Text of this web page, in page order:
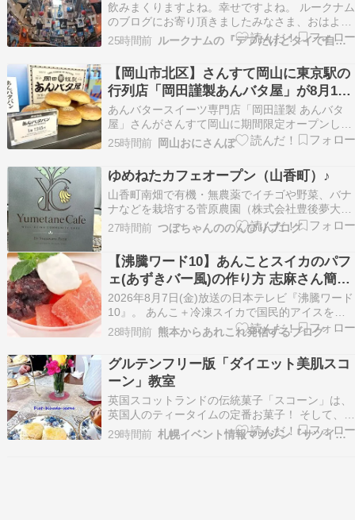
飲みまくりますよね。幸せですよね。 ルークナム
のブログにお寄り頂きましたみなさま、おはよう
ございます。偶然来ちゃった方も、いつも来て頂
いているルークナムマニアの方も、ご縁に有難う
です。 あちこちにカフェ、イタリアンレストラン
があるので、わざわざ調べなくても大丈夫なので
す。でもど…
25時間前 ルークナムの『デブだけどタイで自転車のってます。』
【岡山市北区】さんすて岡山に東京駅の
行列店「岡田謹製あんバタ屋」が8月18
日(火)まで
あんバタースイーツ専門店「岡田謹製 あんバタ
屋」さんがさんすて岡山に期間限定オープンして
います。 こちら↓ 場所は「さんすて岡山 南館 2
階 廣榮堂本店前催事スペース」です。 近年人気
沸騰中の「あんバター」スイーツ。 中でも東京駅
で行列をつくっているのが「文明開化とともに訪
れた…
25時間前 岡山おにさんぽ
ゆめねたカフェオープン（山香町）♪
山香町南畑で有機・無農薬でイチゴや野菜、バナ
ナなどを栽培する菅原農園（株式会社豊後夢大
陸）に隣接して「ゆめたねカフェ」がオープンし
ました。 農業と人をつなぐ交流拠点。たくさんの
方に夢の種を実らせる場所にしたいという思いか
ら店名を「ゆめたねカフェ」にしたそうです。 カ
フェのメニュ…
27時間前 つぼちゃんののんびりブログ
【沸騰ワード10】あんことスイカのパフ
ェ(あずきバー風)の作り方 志麻さん簡単
デザートレシピ(2026年8月7日)
2026年8月7日(金)放送の日本テレビ『沸騰ワード
10』。 あんこ＋冷凍スイカで国民的アイスを再
現した志麻さん流簡単スイーツ「あんことスイカ
のパフェ」の作り方を紹介します。 初見の食材で
15品以上の絶品料理を生み出す伝 […]
28時間前 熊本からあれこれ発信するブログ
グルテンフリー版「ダイエット美肌スコ
ーン」教室
英国スコットランドの伝統菓子「スコーン」は、
英国人のティータイムの定番お菓子！ そして、お
母さんが女の子に一番最初に教えるお菓子とも言
われており、 気軽に手軽に作って食べられるのが
29時間前 札幌イベント情報マガジン『サツイベ』